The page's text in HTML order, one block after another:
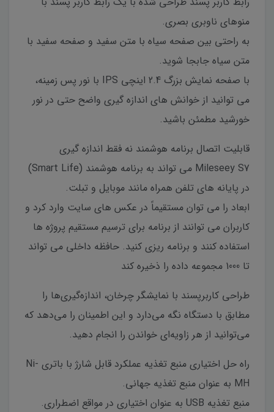
منوهای ناوبری بصری.
به راحتی بین صفحه سیاه با متن سفید و صفحه سفید با
متن سیاه جابجا شوید.
با صفحه نمایش بزرگ 2.4 اینچی IPS با نور پس زمینه،
می توانید از خوانش های اندازه گیری واضح حتی در نور
خورشید مطمئن باشید.
قابلیت اتصال برنامه هوشمند نه فقط اندازه گیری
Mileseey S7 می تواند به برنامه هوشمند (Smart Life)
در پایانه های تلفن همراه مانند موبایل و تبلت.
ابعاد را می توان مستقیماً در عکس های سایت وارد کرد و
کاربران می توانند از برنامه برای ترسیم مستقیم پروژه ها
استفاده کنند و برنامه ریزی کنید. حافظه داخلی می تواند
تا 1000 مجموعه داده را ذخیره کند
طراحی کاربرپسند با نمایشگر چرخان، اندازه‌گیری‌ها را
مطابق با دستگاه نگه می‌دارد و این اطمینان را می‌دهد که
می‌توانید از هر زاویه‌ای خواندن را انجام دهید.
راه حل اختیاری منبع تغذیه عملکرد قابل شارژ با باتری Ni-
MH به عنوان منبع تغذیه جهانی.
منبع تغذیه USB به عنوان اختیاری در مواقع اضطراری.